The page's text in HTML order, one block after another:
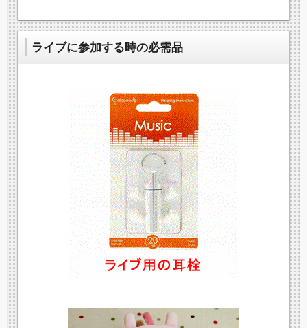
ライブに参加する時の必需品